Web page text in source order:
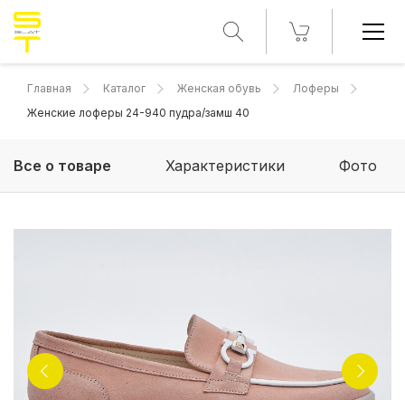
Главная Каталог Женская обувь
Лоферы
Женские лоферы 24-940 пудра/замш 40
Все о товаре Характеристики Фото